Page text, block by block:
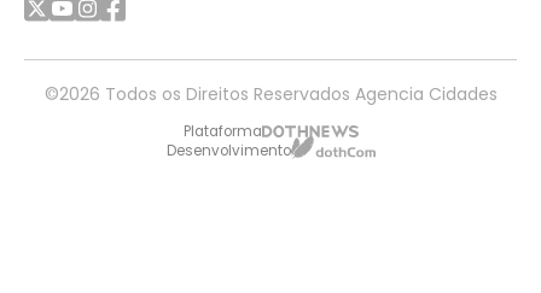
©2026 Todos os Direitos Reservados Agencia Cidades
Plataforma
Desenvolvimento